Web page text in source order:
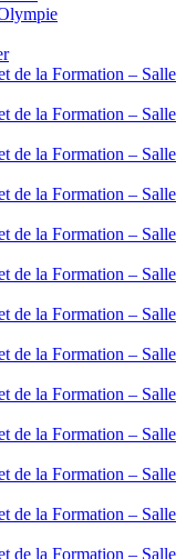
de la Formation – Salle
de la Formation – Salle
de la Formation – Salle
de la Formation – Salle
de la Formation – Salle
de la Formation – Salle
de la Formation – Salle
de la Formation – Salle
de la Formation – Salle
de la Formation – Salle
de la Formation – Salle
de la Formation – Salle
de la Formation – Salle